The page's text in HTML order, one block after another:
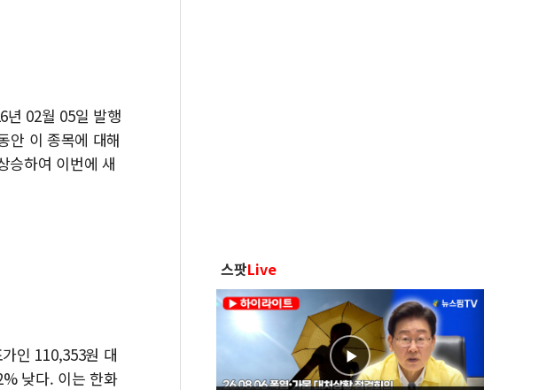
년 02월 05일 발행
안 이 종목에 대해
승하여 이번에 새
인 110,353원 대
낮다. 이는 한화
스팟Live